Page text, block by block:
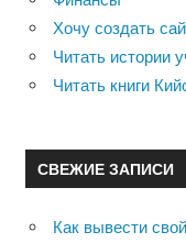
Хочу создать
Читать истории
Читать книги
СВЕЖИЕ ЗАПИСИ
Как вывести